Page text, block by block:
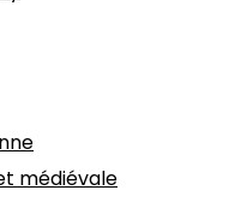
médiévale